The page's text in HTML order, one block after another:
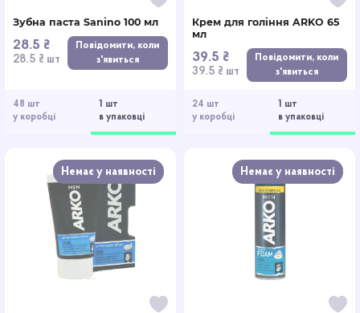
48 шт
у коробці
1 шт
в упаковці
Зубна паста Sanino 100 мл
28.5 ₴
28.5 ₴ шт
Повідомити, коли
з'явиться
24 шт
у коробці
1 шт
в упаковці
Крем для гоління ARKO 65
мл
39.5 ₴
39.5 ₴ шт
Повідомити, коли
з'явиться
Немає у наявності Немає у наявності